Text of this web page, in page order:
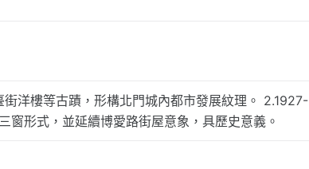
洋樓等古蹟，形構北門城內都市發展紋理。 2.1927-
窗形式，並延續博愛路街屋意象，具歷史意義。